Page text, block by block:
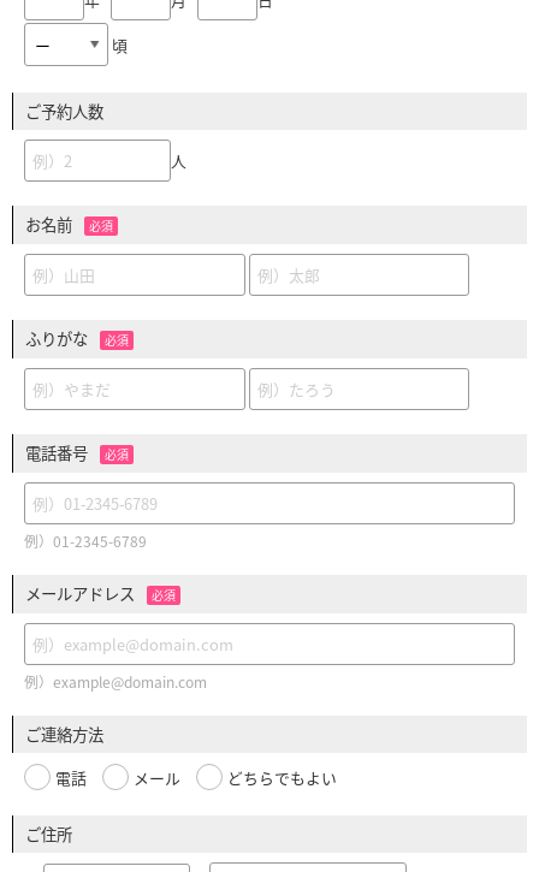
頃
ご予約人数
人
お名前 必須
ふりがな 必須
電話番号 必須
例）01-2345-6789
メールアドレス 必須
例）example@domain.com
ご連絡方法
電話 メール どちらでもよい
ご住所